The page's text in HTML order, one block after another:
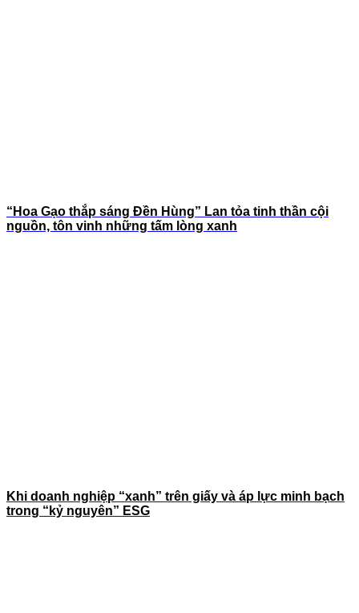
“Hoa Gạo thắp sáng Đền Hùng” Lan tỏa tinh thần cội
nguồn, tôn vinh những tấm lòng xanh
Khi doanh nghiệp “xanh” trên giấy và áp lực minh bạch
trong “kỷ nguyên” ESG